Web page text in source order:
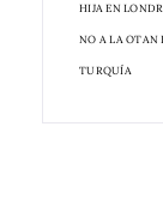
HIJA EN
NO A LA OTAN
TURQUÍA